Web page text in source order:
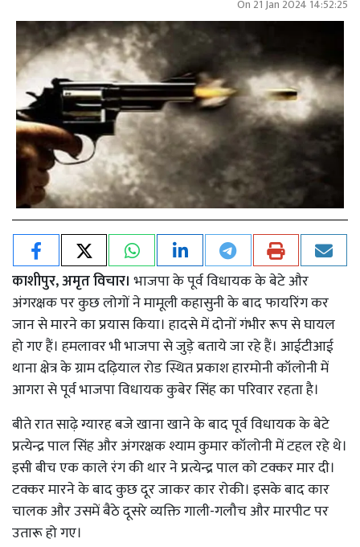
On 21 Jan 2024 14:52:25
काशीपुर, अमृत विचार।भाजपा के पूर्व विधायक के बेटे और
अंगरक्षक पर कुछ लोगों ने मामूली कहासुनी के बाद फायरिंग कर
जान से मारने का प्रयास किया। हादसे में दोनों गंभीर रूप से घायल
हो गए हैं। हमलावर भी भाजपा से जुड़े बताये जा रहे हैं। आईटीआई
थाना क्षेत्र के ग्राम दढ़ियाल रोड स्थित प्रकाश हारमोनी कॉलोनी में
आगरा से पूर्व भाजपा विधायक कुबेर सिंह का परिवार रहता है।
बीते रात साढ़े ग्यारह बजे खाना खाने के बाद पूर्व विधायक के बेटे
प्रत्येन्द्र पाल सिंह और अंगरक्षक श्याम कुमार कॉलोनी में टहल रहे थे।
इसी बीच एक काले रंग की थार ने प्रत्येन्द्र पाल को टक्कर मार दी।
टक्कर मारने के बाद कुछ दूर जाकर कार रोकी। इसके बाद कार
चालक और उसमें बैठे दूसरे व्यक्ति गाली-गलौच और मारपीट पर
उतारू हो गए।